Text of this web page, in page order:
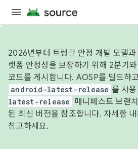
2026년부터 트렁크 안정 개발 모델
랫폼 안정성을 보장하기 위해 2분기
코드를 게시합니다. AOSP를 빌드하
android-latest-release 를 사
latest-release
매니페스트 브랜
된 최신 버전을 참조합니다. 자세한
참고하세요.